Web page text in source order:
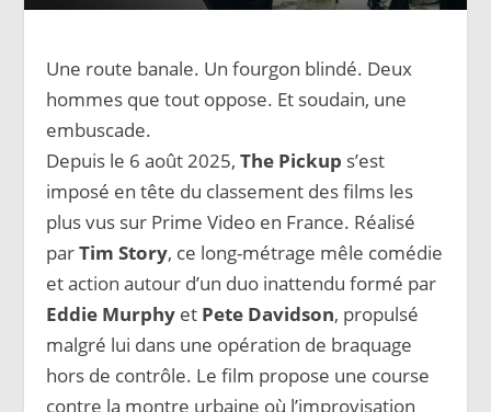
Une route banale. Un fourgon blindé. Deux
hommes que tout oppose. Et soudain, une
embuscade.
Depuis le 6 août 2025,The Pickup s’est
imposé en tête du classement des films les
plus vus sur Prime Video en France. Réalisé
parTim Story, ce long-métrage mêle comédie
et action autour d’un duo inattendu formé par
Eddie Murphy et Pete Davidson, propulsé
malgré lui dans une opération de braquage
hors de contrôle. Le film propose une course
contre la montre urbaine où l’improvisation